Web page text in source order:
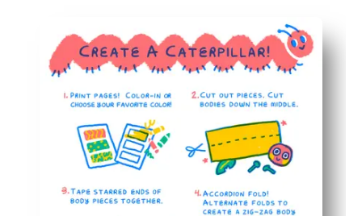
Sin preparación: basta con imprimir, cortar, colorear
El diseño práctico mantiene a los niños interesados
Aprende a hurtadillas: practica el conteo de
Perfecto para aulas, centros o el hogar: póngalo en